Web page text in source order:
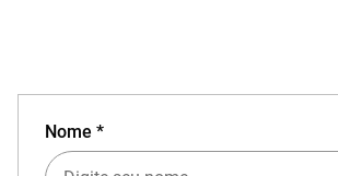
Nome *